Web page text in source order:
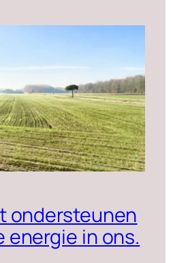
ondersteunen
energie in ons.